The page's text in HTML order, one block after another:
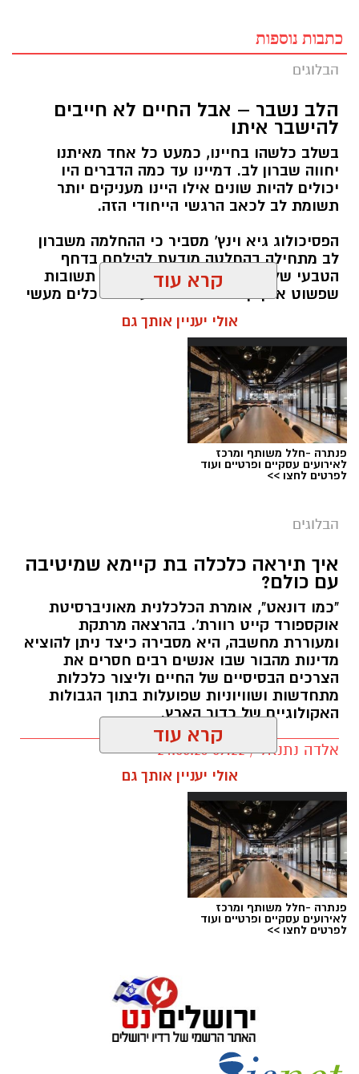
כתבות נוספות
הבלוגים
הלב נשבר – אבל החיים לא חייבים
להישבר איתו
בשלב כלשהו בחיינו, כמעט כל אחד מאיתנו
יחווה שברון לב. דמיינו עד כמה הדברים היו
יכולים להיות שונים אילו היינו מעניקים יותר
תשומת לב לכאב הרגשי הייחודי הזה.
הפסיכולוג גיא וינץ' מסביר כי ההחלמה משברון
לב מתחילה בהחלטה מודעת להילחם בדחף
הטבעי שלנו לייפות את העבר ולחפש תשובות
שפשוט אינן קיימות. הוא מציע ארגז כלים מעשי
שיעזור לנו, בהדרגה, להשתחרר מהכאב ולהמשיך
הלב שלנו אולי נשבר לפעמים, אבל אנחנו לא
חייבים להישבר יחד איתו.
מערכת האתר / 09:04 23.07.26
תגים:טד
קרא עוד
אולי יעניין אותך גם
פנתרה -חלל משותף ומרכז
לאירועים עסקיים ופרטיים ועוד
לפרטים לחצו >>
הבלוגים
איך תיראה כלכלה בת קיימא שמיטיבה
עם כולם?
"כמו דונאט", אומרת הכלכלנית מאוניברסיטת
אוקספורד קייט רוורת'. בהרצאה מרתקת
ומעוררת מחשבה, היא מסבירה כיצד ניתן להוציא
מדינות מהבור שבו אנשים רבים חסרים את
הצרכים הבסיסיים של החיים וליצור כלכלות
מתחדשות ושוויוניות שפועלות בתוך הגבולות
האקולוגיים של כדור הארץ.
אלדה נתנאל / 09:22 24.05.26
קרא עוד
אולי יעניין אותך גם
פנתרה -חלל משותף ומרכז
לאירועים עסקיים ופרטיים ועוד
לפרטים לחצו >>